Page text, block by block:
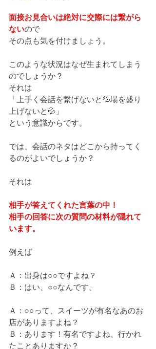
面接お見合いは絶対に交際には繋がら
ないので
その点も気を付けましょう。
このような状況はなぜ生まれてしまう
のでしょうか？
それは
「上手く会話を繋げないと💦場を盛り
上げないと💦」
という意識からです。
では、会話のネタはどこから持ってく
るのがよいでしょうか？
それは
相手が答えてくれた言葉の中！
相手の回答に次の質問の材料が隠れて
います。
例えば
Ａ：出身は○○ですよね？
Ｂ：はい、○○なんです。
Ａ：○○って、スイーツが有名なあのお
店がありますよね？
Ｂ：あります！有名ですよね、行かれ
たことありますか？